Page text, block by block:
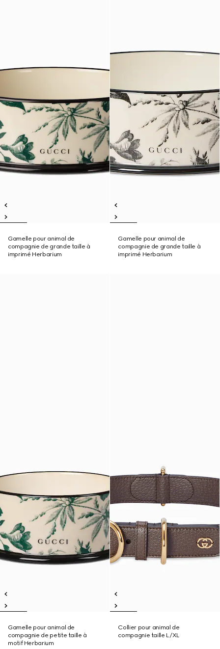
Gamelle pour animal de
compagnie de grande taille à
imprimé Herbarium
Gamelle pour animal de
compagnie de grande taille à
imprimé Herbarium
Gamelle pour animal de
compagnie de petite taille à
motif Herbarium
Collier pour animal de
compagnie taille L/XL